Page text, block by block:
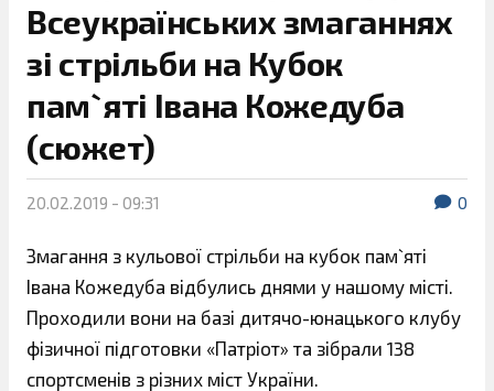
Всеукраїнських змаганнях
зі стрільби на Кубок
пам`яті Івана Кожедуба
(сюжет)
20.02.2019 - 09:31 0
Змагання з кульової стрільби на кубок пам`яті
Івана Кожедуба відбулись днями у нашому місті.
Проходили вони на базі дитячо-юнацького клубу
фізичної підготовки «Патріот» та зібрали 138
спортсменів з різних міст України.